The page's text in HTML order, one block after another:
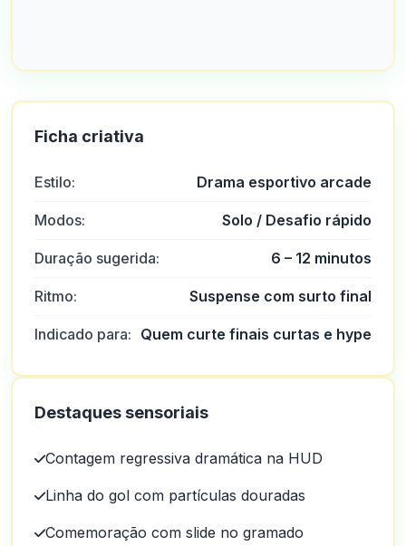
Ficha criativa
Estilo: Drama esportivo arcade
Modos: Solo / Desafio rápido
Duração sugerida: 6 – 12 minutos
Ritmo: Suspense com surto final
Indicado para: Quem curte finais curtas e hype
Destaques sensoriais
Contagem regressiva dramática na HUD
Linha do gol com partículas douradas
Comemoração com slide no gramado